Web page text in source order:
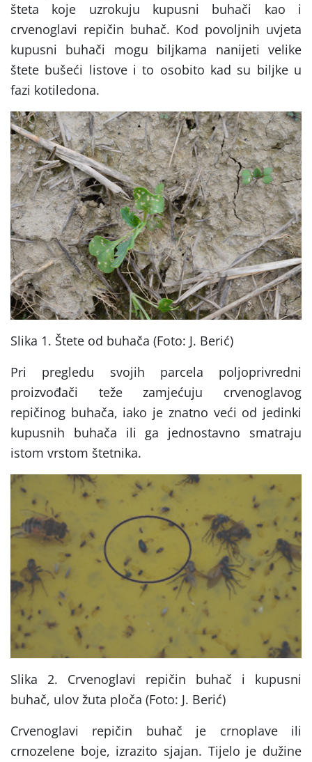
šteta koje uzrokuju kupusni buhači kao i
crvenoglavi repičin buhač. Kod povoljnih uvjeta
kupusni buhači mogu biljkama nanijeti velike
štete bušeći listove i to osobito kad su biljke u
fazi kotiledona.
Slika 1. Štete od buhača (Foto: J. Berić)
Pri pregledu svojih parcela poljoprivredni
proizvođači teže zamjećuju crvenoglavog
repičinog buhača, iako je znatno veći od jedinki
kupusnih buhača ili ga jednostavno smatraju
istom vrstom štetnika.
Slika 2. Crvenoglavi repičin buhač i kupusni
buhač, ulov žuta ploča (Foto: J. Berić)
Crvenoglavi repičin buhač je crnoplave ili
crnozelene boje, izrazito sjajan. Tijelo je dužine